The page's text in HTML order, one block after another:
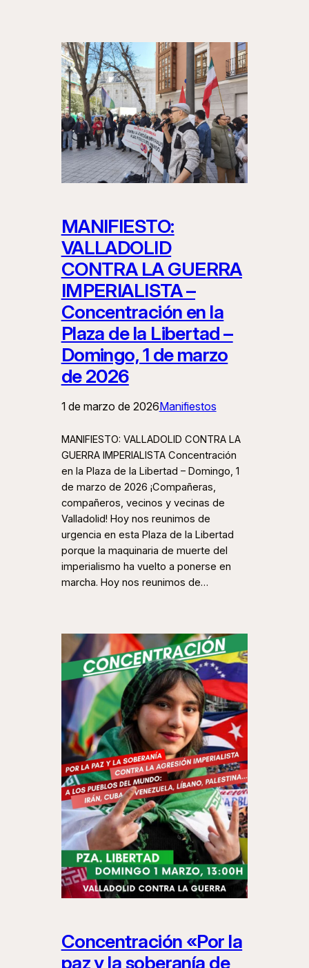
MANIFIESTO:
VALLADOLID
CONTRA LA GUERRA
IMPERIALISTA –
Concentración en la
Plaza de la Libertad –
Domingo, 1 de marzo
de 2026
1 de marzo de 2026Manifiestos
MANIFIESTO: VALLADOLID CONTRA LA
GUERRA IMPERIALISTA Concentración
en la Plaza de la Libertad – Domingo, 1
de marzo de 2026 ¡Compañeras,
compañeros, vecinos y vecinas de
Valladolid! Hoy nos reunimos de
urgencia en esta Plaza de la Libertad
porque la maquinaria de muerte del
imperialismo ha vuelto a ponerse en
marcha. Hoy nos reunimos de…
Concentración «Por la
paz y la soberanía de